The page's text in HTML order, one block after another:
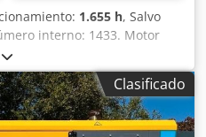
1.655 h, Salvo
interno: 1433. Motor
reacondicionado.
el país con un coste
Con gusto
parte del pago. Posibilidad
sin entrada. ¿Tiene alguna
Clasificado